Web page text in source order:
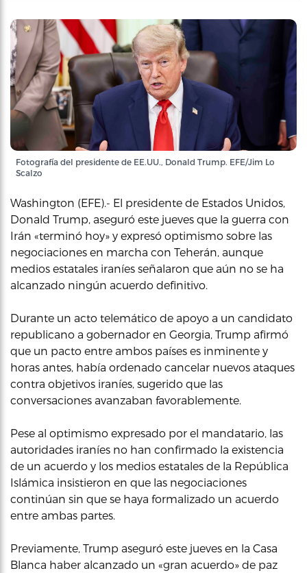
Fotografía del presidente de EE.UU., Donald Trump. EFE/Jim Lo
Scalzo
Washington (EFE).- El presidente de Estados Unidos,
Donald Trump, aseguró este jueves que la guerra con
Irán «terminó hoy» y expresó optimismo sobre las
negociaciones en marcha con Teherán, aunque
medios estatales iraníes señalaron que aún no se ha
alcanzado ningún acuerdo definitivo.
Durante un acto telemático de apoyo a un candidato
republicano a gobernador en Georgia, Trump afirmó
que un pacto entre ambos países es inminente y
horas antes, había ordenado cancelar nuevos ataques
contra objetivos iraníes, sugerido que las
conversaciones avanzaban favorablemente.
Pese al optimismo expresado por el mandatario, las
autoridades iraníes no han confirmado la existencia
de un acuerdo y los medios estatales de la República
Islámica insistieron en que las negociaciones
continúan sin que se haya formalizado un acuerdo
entre ambas partes.
Previamente, Trump aseguró este jueves en la Casa
Blanca haber alcanzado un «gran acuerdo» de paz